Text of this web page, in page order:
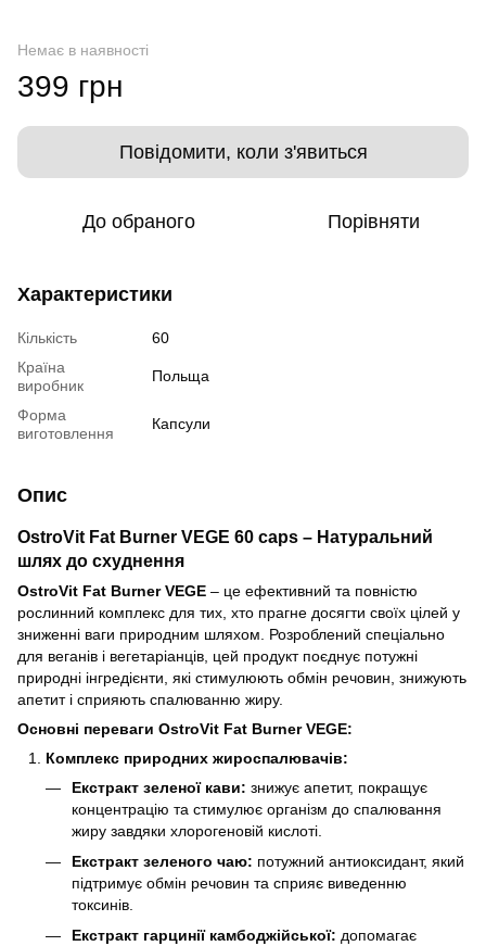
Немає в наявності
399 грн
Повідомити, коли з'явиться
До обраного Порівняти
Характеристики
Кількість
60
Країна
виробник
Польща
Форма
виготовлення
Капсули
Опис
OstroVit Fat Burner VEGE 60 caps – Натуральний
шлях до схуднення
OstroVit Fat Burner VEGE – це ефективний та повністю
рослинний комплекс для тих, хто прагне досягти своїх цілей у
зниженні ваги природним шляхом. Розроблений спеціально
для веганів і вегетаріанців, цей продукт поєднує потужні
природні інгредієнти, які стимулюють обмін речовин, знижують
апетит і сприяють спалюванню жиру.
Основні переваги OstroVit Fat Burner VEGE:
Комплекс природних жироспалювачів:
Екстракт зеленої кави: знижує апетит, покращує
концентрацію та стимулює організм до спалювання
жиру завдяки хлорогеновій кислоті.
Екстракт зеленого чаю: потужний антиоксидант, який
підтримує обмін речовин та сприяє виведенню
токсинів.
Екстракт гарцинії камбоджійської: допомагає